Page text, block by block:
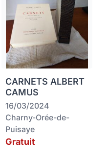
CARNETS ALBERT
CAMUS
16/03/2024
Charny-Orée-de-
Puisaye
Gratuit